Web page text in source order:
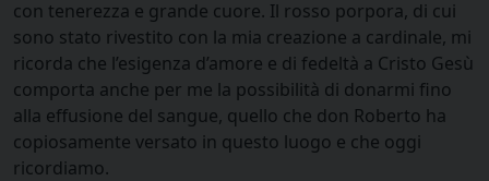
con tenerezza e grande cuore. Il rosso porpora, di cui
sono stato rivestito con la mia creazione a cardinale, mi
ricorda che l’esigenza d’amore e di fedeltà a Cristo Gesù
comporta anche per me la possibilità di donarmi fino
alla effusione del sangue, quello che don Roberto ha
copiosamente versato in questo luogo e che oggi
ricordiamo.